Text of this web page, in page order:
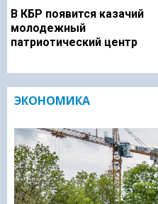
В КБР появится казачий
молодежный
патриотический центр
ЭКОНОМИКА